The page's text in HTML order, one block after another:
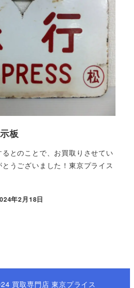
板
とのことで、お買取りさせてい
うございました！東京プライス
年2月18日
買取専門店 東京プライス